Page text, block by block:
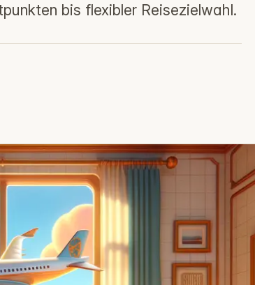
bis flexibler Reisezielwahl.